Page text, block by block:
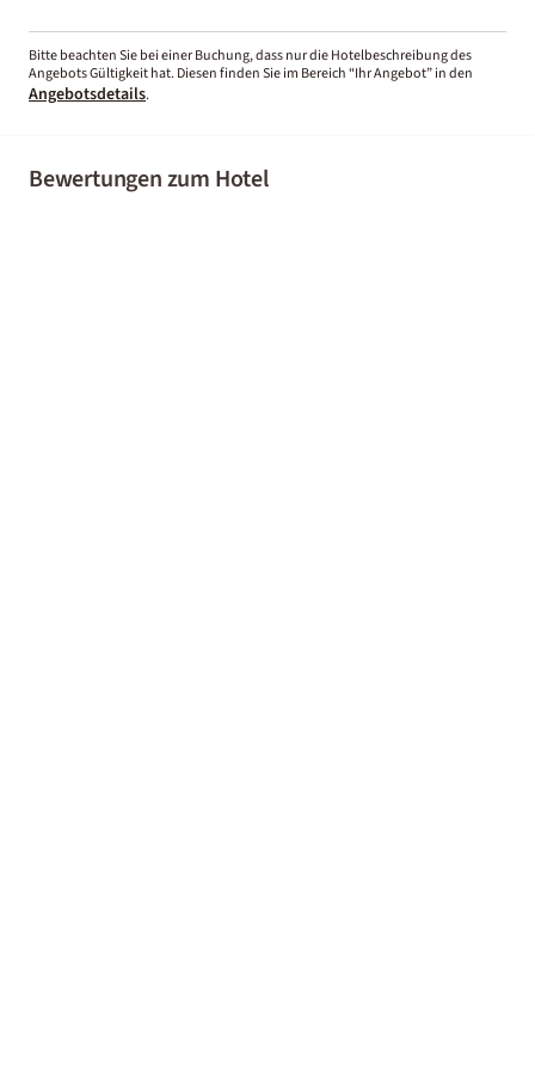
Bitte beachten Sie bei einer Buchung, dass nur die Hotelbeschreibung des
Angebots Gültigkeit hat. Diesen finden Sie im Bereich “Ihr Angebot” in den
Angebotsdetails.
Bewertungen zum Hotel